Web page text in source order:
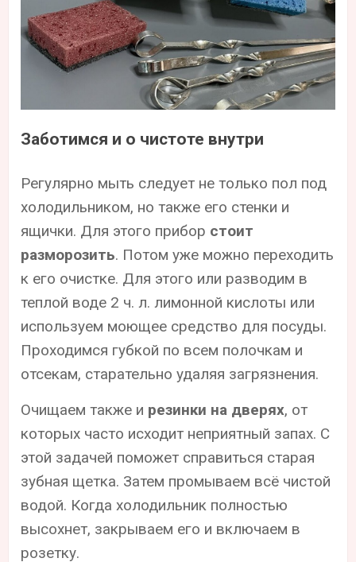
Заботимся и о чистоте внутри
Регулярно мыть следует не только пол под
холодильником, но также его стенки и
ящички. Для этого прибор стоит
разморозить. Потом уже можно переходить
к его очистке. Для этого или разводим в
теплой воде 2 ч. л. лимонной кислоты или
используем моющее средство для посуды.
Проходимся губкой по всем полочкам и
отсекам, старательно удаляя загрязнения.
Очищаем также и резинки на дверях, от
которых часто исходит неприятный запах. С
этой задачей поможет справиться старая
зубная щетка. Затем промываем всё чистой
водой. Когда холодильник полностью
высохнет, закрываем его и включаем в
розетку.